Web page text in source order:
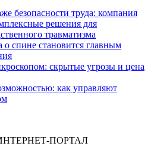
безопасности труда: компания
решения для
травматизма
о спине становится главным
скрытые угрозы и цена
как управляют
ПОРТАЛ